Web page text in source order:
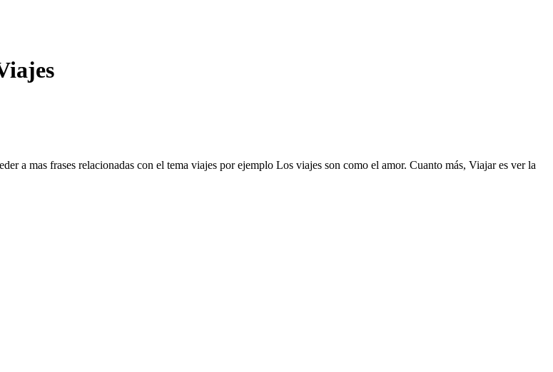
a mas frases relacionadas con el tema viajes por ejemplo Los viajes son como el amor. Cuanto más, Viajar es ver la